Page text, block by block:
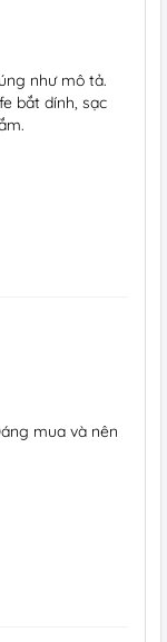
như mô tả.
bắt dính, sạc
mua và nên